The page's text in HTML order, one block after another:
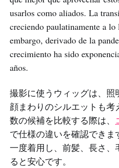
usarlos como aliados. La
creciendo paulatinamente a
embargo, derivado de la
crecimiento ha sido
años.
撮影に使うウィッグは、照
顔まわりのシルエットも
数の候補を比較する際は、
で仕様の違いを確認できま
一度着用し、前髪、長さ、
ると安心です。